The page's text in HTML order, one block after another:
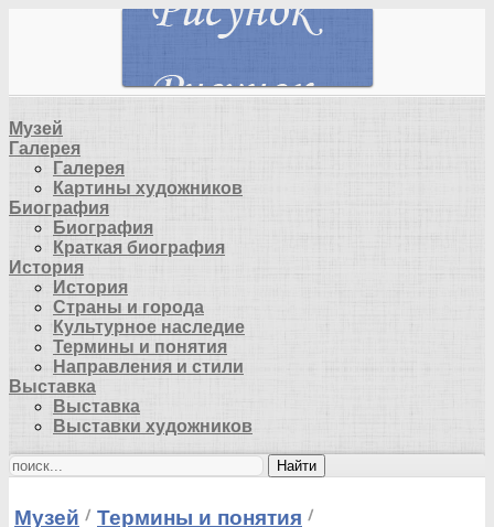
Музей
Галерея
Галерея
Картины художников
Биография
Биография
Краткая биография
История
История
Страны и города
Культурное наследие
Термины и понятия
Направления и стили
Выставка
Выставка
Выставки художников
Найти
Музей
Термины и понятия